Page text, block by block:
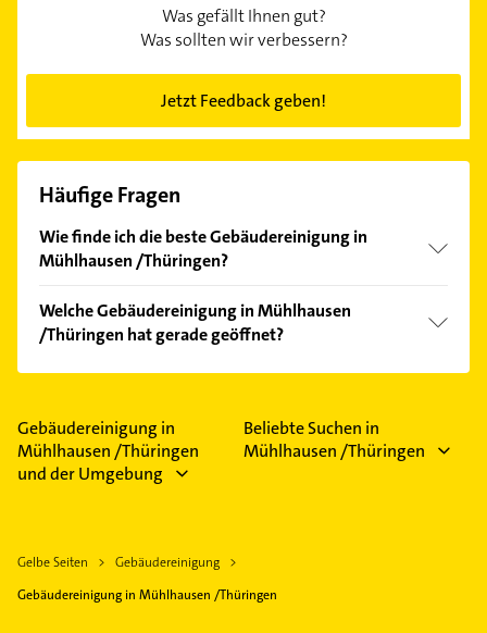
Was gefällt Ihnen gut?
Was sollten wir verbessern?
Jetzt Feedback geben!
Häufige Fragen
Wie finde ich die beste Gebäudereinigung in
Mühlhausen /Thüringen?
Kundenmeinungen und profitieren Sie von den
Empfehlungen. Die Suchergebnisse können Sie sich
einfach nachBewertungensortiert anzeigen lassen.
Welche Gebäudereinigung in Mühlhausen
/Thüringen hat gerade geöffnet?
Im Anbieter-Bereich finden Sie alleÖffnungszeiten.
Feiertagen abweichen können.
Gebäudereinigung in
Mühlhausen /Thüringen
und der Umgebung
Beliebte Suchen in
Mühlhausen /Thüringen
Gelbe Seiten
Gebäudereinigung
Gebäudereinigung in Mühlhausen /Thüringen